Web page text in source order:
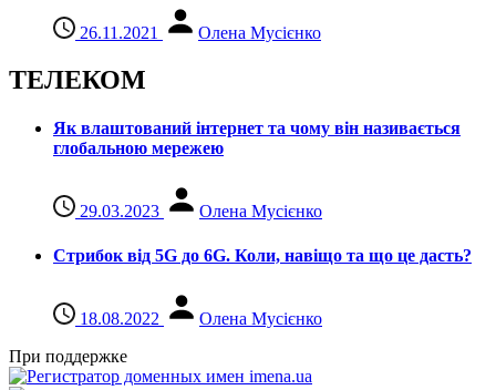
26.11.2021 Олена Мусієнко
ТЕЛЕКОМ
Як влаштований інтернет та чому він називається
глобальною мережею
29.03.2023 Олена Мусієнко
Стрибок від 5G до 6G. Коли, навіщо та що це даcть?
18.08.2022
Олена Мусієнко
При поддержке